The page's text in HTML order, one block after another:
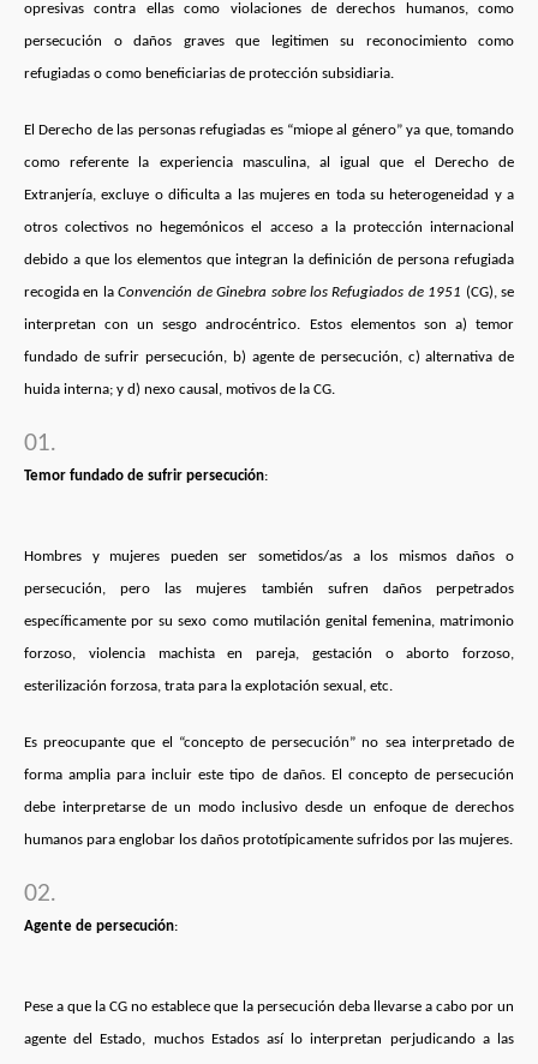
opresivas contra ellas como violaciones de derechos humanos, como
persecución o daños graves que legitimen su reconocimiento como
refugiadas o como beneficiarias de protección subsidiaria.
El Derecho de las personas refugiadas es “miope al género” ya que, tomando
como referente la experiencia masculina, al igual que el Derecho de
Extranjería, excluye o dificulta a las mujeres en toda su heterogeneidad y a
otros colectivos no hegemónicos el acceso a la protección internacional
debido a que los elementos que integran la definición de persona refugiada
recogida en laConvención de Ginebra sobre los Refugiados de 1951 (CG), se
interpretan con un sesgo androcéntrico. Estos elementos son a) temor
fundado de sufrir persecución, b) agente de persecución, c) alternativa de
huida interna; y d) nexo causal, motivos de la CG.
Temor fundado de sufrir persecución:
Hombres y mujeres pueden ser sometidos/as a los mismos daños o
persecución, pero las mujeres también sufren daños perpetrados
específicamente por su sexo como mutilación genital femenina, matrimonio
forzoso, violencia machista en pareja, gestación o aborto forzoso,
esterilización forzosa, trata para la explotación sexual, etc.
Es preocupante que el “concepto de persecución” no sea interpretado de
forma amplia para incluir este tipo de daños. El concepto de persecución
debe interpretarse de un modo inclusivo desde un enfoque de derechos
humanos para englobar los daños prototípicamente sufridos por las mujeres.
Agente de persecución:
Pese a que la CG no establece que la persecución deba llevarse a cabo por un
agente del Estado, muchos Estados así lo interpretan perjudicando a las